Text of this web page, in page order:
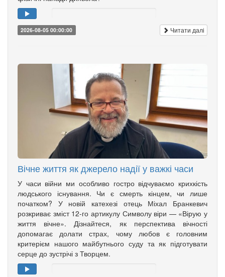
2026-08-05 00:00:00 Читати далі
Вічне життя як джерело надії у важкі часи
У часи війни ми особливо гостро відчуваємо крихкість
людського існування. Чи є смерть кінцем, чи лише
початком? У новій катехезі отець Міхал Бранкевич
розкриває зміст 12-го артикулу Символу віри — «Вірую у
життя вічне». Дізнайтеся, як перспектива вічності
допомагає долати страх, чому любов є головним
критерієм нашого майбутнього суду та як підготувати
серце до зустрічі з Творцем.